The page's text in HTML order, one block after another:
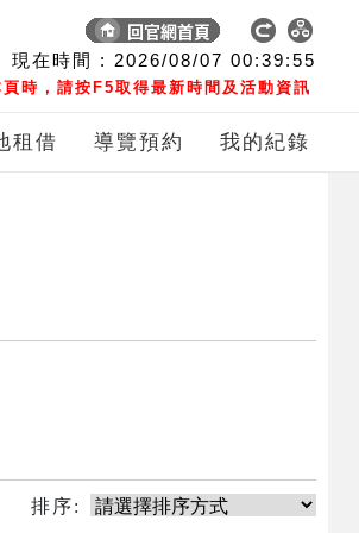
現在時間 : 2026/08/07 00:39:55
時，請按F5取得最新時間及活動資訊
租借 導覽預約 我的紀錄
排序: